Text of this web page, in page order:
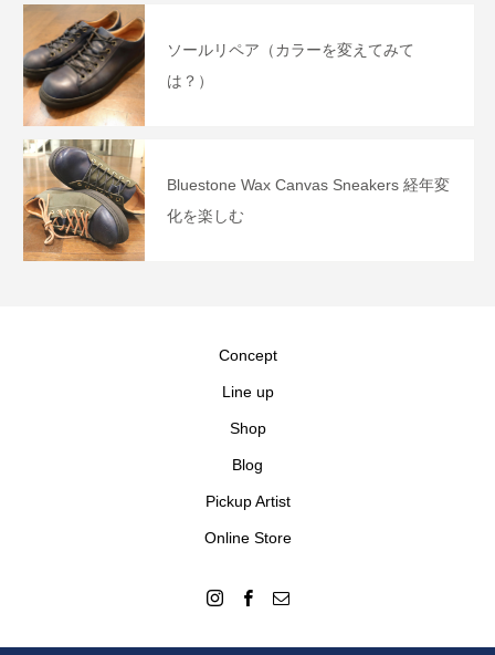
ソールリペア（カラーを変えてみて
は？）
Bluestone Wax Canvas Sneakers 経年変
化を楽しむ
Concept
Line up
Shop
Blog
Pickup Artist
Online Store